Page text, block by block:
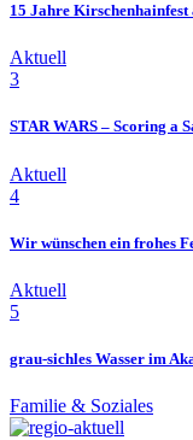
15 Jahre
Aktuell
3
STAR WARS – Scoring a
Aktuell
4
Wir wünschen ein frohes
Aktuell
5
grau-sichles Wasser im
Familie & Soziales